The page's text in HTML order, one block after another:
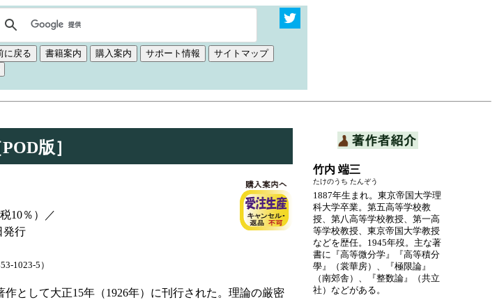
版］
10％）／
発行
1023-5）
として大正15年（1926年）に刊行された。理論の厳密
竹内 端三
たけのうち たんぞう
1887年生まれ。東京帝国大学理
科大学卒業。第五高等学校教
授、第八高等学校教授、第一高
等学校教授、東京帝国大学教授
などを歴任。1945年歿。主な著
書に『高等微分学』『高等積分
學』（裳華房）、『極限論』
（南郊舎）、『整数論』（共立
社）などがある。